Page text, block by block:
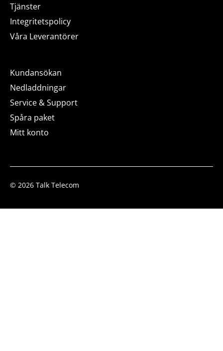
Tjänster
Integritetspolicy
Våra Leverantörer
Kundansökan
Nedladdningar
Service & Support
Spåra paket
Mitt konto
© 2026 Talk Telecom